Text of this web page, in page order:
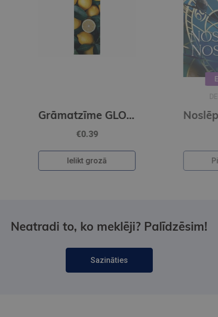
€29.50
Pieslēdzies
Neatradi to, ko meklēji? Palīdzēsim!
Sazināties